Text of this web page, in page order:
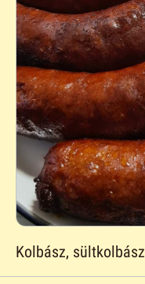
Kolbász, sültkolbász